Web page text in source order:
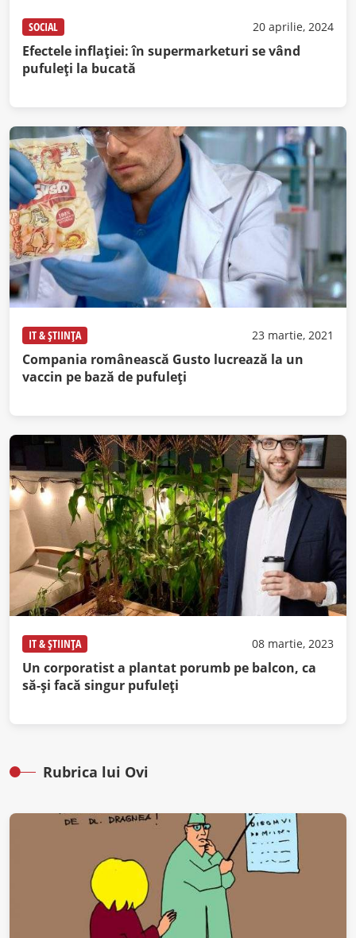
SOCIAL 20 aprilie, 2024
Efectele inflației: în supermarketuri se vând
pufuleți la bucată
IT & ȘTIINȚA 23 martie, 2021
Compania românească Gusto lucrează la un
vaccin pe bază de pufuleți
IT & ȘTIINȚA 08 martie, 2023
Un corporatist a plantat porumb pe balcon, ca
să-și facă singur pufuleți
Rubrica lui Ovi